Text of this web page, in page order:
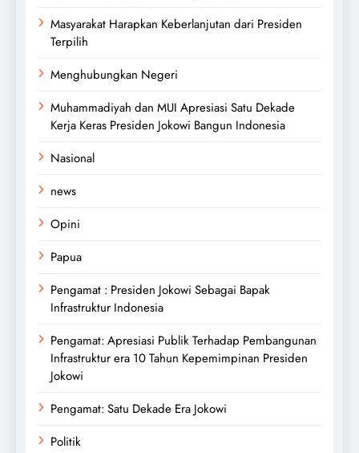
Masyarakat Harapkan Keberlanjutan dari Presiden
Terpilih
Menghubungkan Negeri
Muhammadiyah dan MUI Apresiasi Satu Dekade
Kerja Keras Presiden Jokowi Bangun Indonesia
Nasional
news
Opini
Papua
Pengamat : Presiden Jokowi Sebagai Bapak
Infrastruktur Indonesia
Pengamat: Apresiasi Publik Terhadap Pembangunan
Infrastruktur era 10 Tahun Kepemimpinan Presiden
Jokowi
Pengamat: Satu Dekade Era Jokowi
Politik